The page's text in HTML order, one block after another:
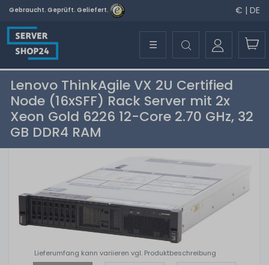
Gebraucht. Geprüft. Geliefert. € | DE
☰
Lenovo ThinkAgile VX 2U Certified
Node (16xSFF) Rack Server mit 2x
Xeon Gold 6226 12-Core 2.70 GHz, 32
GB DDR4 RAM
Lieferumfang kann variieren vgl. Produktbeschreibung